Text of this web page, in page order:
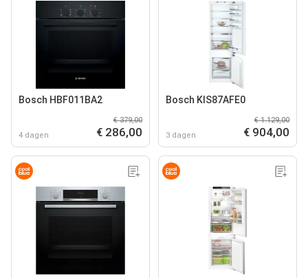
Bosch HBF011BA2
4 dagen
€ 379,00
€ 286,00
Bosch KIS87AFE0
3 dagen
€ 1.129,00
€ 904,00